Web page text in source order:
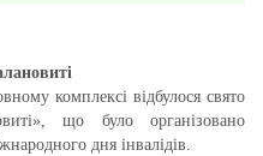
комплексі відбулося свято
що було організовано
дня інвалідів.